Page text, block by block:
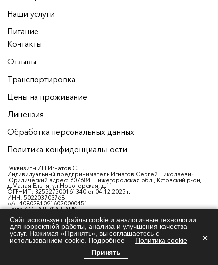
Наши услуги
Питание
Контакты
Отзывы
Транспортировка
Цены на проживание
Лицензия
Обработка персональных данных
Политика конфиденциальности
Реквизиты ИП Игнатов С.Н.
Индивидуальный предприниматель Игнатов Сергей Николаевич
Юридический адрес: 607684, Нижегородская обл., Кстовский р-он,
д.Малая Ельня, ул.Новогорская, д.11
ОГРНИП: 325527500161340 от 04.12.2025 г.
ИНН: 502203703768
р/с: 40802810916020000451
Банк: АО «АЛЬФА-БАНК»
БИК: 044525593
ОКПО 0107952068
ОКВЭД 87.30 (Деятельность по уходу за престарелыми и инвалидами
с обеспечением проживания)
Сайт использует файлы cookie и аналогичные технологии
для корректной работы, анализа и улучшения качества
услуг. Нажимая «Принять», вы соглашаетесь с
использованием cookie. Подробнее — Политика cookie
Принять
×